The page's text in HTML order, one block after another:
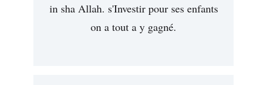
in sha Allah. s'Investir pour ses enfants
on a tout a y gagné.